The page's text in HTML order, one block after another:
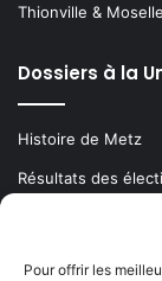
Pour offrir les
Thionville &
Dossiers à la
Histoire de Metz
Résultats des